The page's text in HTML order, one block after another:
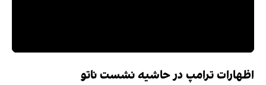
اظهارات ترامپ در حاشیه نشست ناتو